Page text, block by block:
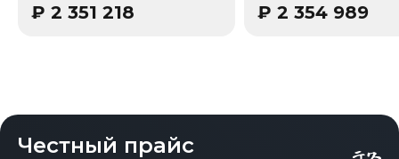
₽ 2 351 218 ₽ 2 354 989
Честный прайс